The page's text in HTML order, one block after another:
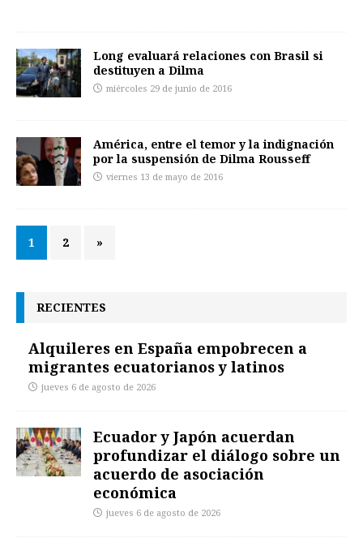
Long evaluará relaciones con Brasil si
destituyen a Dilma
miércoles 29 de junio de 2016
América, entre el temor y la indignación
por la suspensión de Dilma Rousseff
viernes 13 de mayo de 2016
1 2 »
RECIENTES
Alquileres en España empobrecen a
migrantes ecuatorianos y latinos
jueves 6 de agosto de 2026
Ecuador y Japón acuerdan
profundizar el diálogo sobre un
acuerdo de asociación
económica
jueves 6 de agosto de 2026